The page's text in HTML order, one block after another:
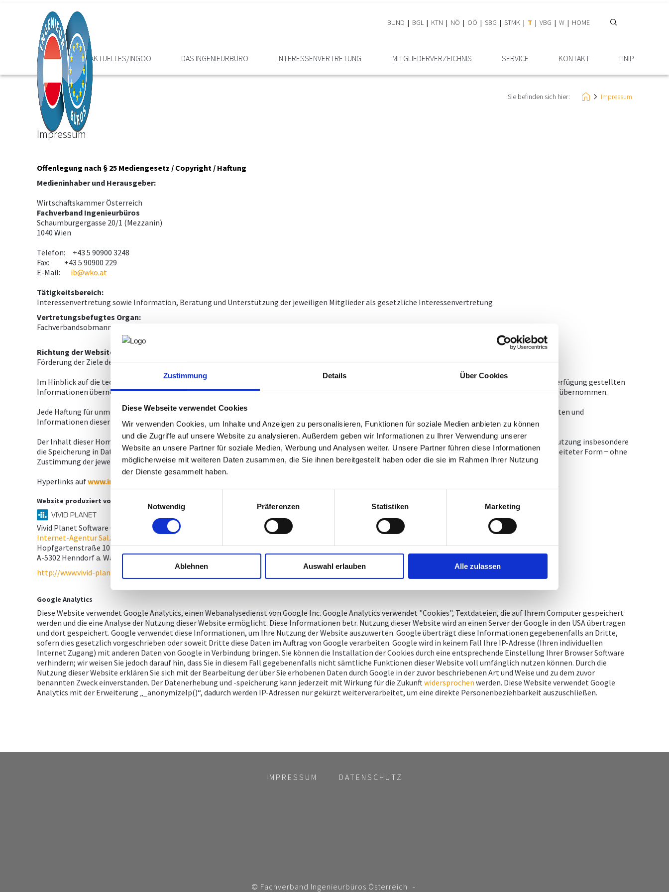
Zustimmung Details Über Cookies
Diese Webseite verwendet Cookies
Wir verwenden Cookies, um Inhalte und Anzeigen zu personalisieren, Funktionen für soziale Medien anbieten zu können
und die Zugriffe auf unsere Website zu analysieren. Außerdem geben wir Informationen zu Ihrer Verwendung unserer
Website an unsere Partner für soziale Medien, Werbung und Analysen weiter. Unsere Partner führen diese Informationen
möglicherweise mit weiteren Daten zusammen, die Sie ihnen bereitgestellt haben oder die sie im Rahmen Ihrer Nutzung
der Dienste gesammelt haben.
Notwendig
Präferenzen Statistiken Marketing
Ablehnen Auswahl erlauben Alle zulassen
BUND BGL KTN NÖ OÖ SBG STMK T VBG W HOME
HOME AKTUELLES/INGOO DAS INGENIEURBÜRO INTERESSEN­VERTRETUNG MITGLIEDER­VERZEICHNIS SERVICE KONTAKT TINIP
Sie befinden sich hier: Impressum
Impressum
Offenlegung nach § 25 Mediengesetz / Copyright / Haftung
Medieninhaber und Herausgeber:
Wirtschaftskammer Österreich
Fachverband Ingenieurbüros
Schaumburgergasse 20/1 (Mezzanin)
1040 Wien
Telefon: +43 5 90900 3248
Fax: +43 5 90900 229
E-Mail: ib@wko.at
Tätigkeitsbereich:
Interessenvertretung sowie Information, Beratung und Unterstützung der jeweiligen Mitglieder als gesetzliche Interessenvertretung
Vertretungsbefugtes Organ:
Fachverbandsobmann TechnR DI Dr. Rainer Gagstädter
Richtung der Website ("Blattlinie"):
Förderung der Ziele des Tätigkeitsbereichs
Im Hinblick auf die technischen Eigenschaften des Internet kann keine Gewähr für die Authentizität, Richtigkeit und Vollständigkeit der im Internet zur Verfügung gestellten
Informationen übernommen werden. Es wird auch keine Gewähr für die Verfügbarkeit oder den Betrieb der gegenständlichen Homepage und ihrer Inhalte übernommen.
Jede Haftung für unmittelbare, mittelbare oder sonstige Schäden, unabhängig von deren Ursachen, die aus der Benutzung oder Nichtverfügbarkeit der Daten und
Informationen dieser Homepage erwachsen, wird, soweit rechtlich zulässig, ausgeschlossen.
Der Inhalt dieser Homepage ist urheberrechtlich geschützt. Die Informationen sind nur für die persönliche Verwendung bestimmt. Jede weitergehende Nutzung insbesondere
die Speicherung in Datenbanken, Vervielfältigung und jede Form von gewerblicher Nutzung sowie die Weitergabe an Dritte − auch in Teilen oder in überarbeiteter Form − ohne
Zustimmung der jeweiligen Organisation ist untersagt.
Hyperlinks aufwww.ingenieurbueros.at
Website produziert von
Vivid Planet Software GmbH
Internet-Agentur Salzburg
Hopfgartenstraße 10
A-5302 Henndorf a. Wallersee
http://www.vivid-planet.com
Google Analytics
Diese Website verwendet Google Analytics, einen Webanalysedienst von Google Inc. Google Analytics verwendet "Cookies", Textdateien, die auf Ihrem Computer gespeichert
werden und die eine Analyse der Nutzung dieser Website ermöglicht. Diese Informationen betr. Nutzung dieser Website wird an einen Server der Google in den USA übertragen
und dort gespeichert. Google verwendet diese Informationen, um Ihre Nutzung der Website auszuwerten. Google überträgt diese Informationen gegebenenfalls an Dritte,
sofern dies gesetzlich vorgeschrieben oder soweit Dritte diese Daten im Auftrag von Google verarbeiten. Google wird in keinem Fall Ihre IP-Adresse (Ihren individuellen
Internet Zugang) mit anderen Daten von Google in Verbindung bringen. Sie können die Installation der Cookies durch eine entsprechende Einstellung Ihrer Browser Software
verhindern; wir weisen Sie jedoch darauf hin, dass Sie in diesem Fall gegebenenfalls nicht sämtliche Funktionen dieser Website voll umfänglich nutzen können. Durch die
Nutzung dieser Website erklären Sie sich mit der Bearbeitung der über Sie erhobenen Daten durch Google in der zuvor beschriebenen Art und Weise und zu dem zuvor
benannten Zweck einverstanden. Der Datenerhebung und -speicherung kann jederzeit mit Wirkung für die Zukunftwidersprochen werden. Diese Website verwendet Google
Analytics mit der Erweiterung „_anonymizeIp()“, dadurch werden IP-Adressen nur gekürzt weiterverarbeitet, um eine direkte Personenbeziehbarkeit auszuschließen.
IMPRESSUM DATENSCHUTZ
© Fachverband Ingenieurbüros Österreich -